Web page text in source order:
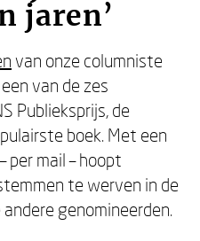
jaren’
van onze columniste
van de zes
Publieksprijs, de
boek. Met een
mail – hoopt
te werven in de
genomineerden.